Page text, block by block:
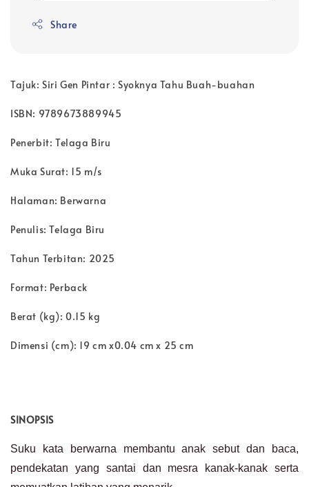
Share
Tajuk: Siri Gen Pintar : Syoknya Tahu Buah-buahan
ISBN: 9789673889945
Penerbit: Telaga Biru
Muka Surat: 15 m/s
Halaman: Berwarna
Penulis: Telaga Biru
Tahun Terbitan: 2025
Format: Perback
Berat (kg): 0.15 kg
Dimensi (cm): 19 cm x0.04 cm x 25 cm
SINOPSIS
Suku kata berwarna membantu anak sebut dan baca,
pendekatan yang santai dan mesra kanak-kanak serta